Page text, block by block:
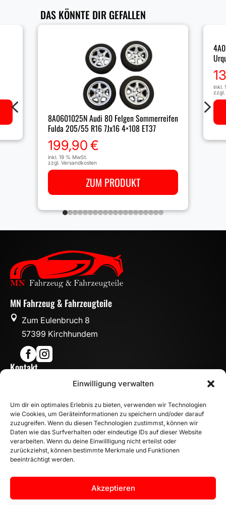
Einwilligung verwalten
Um dir ein optimales Erlebnis zu bieten, verwenden wir Technologien
wie Cookies, um Geräteinformationen zu speichern und/oder darauf
zuzugreifen. Wenn du diesen Technologien zustimmst, können wir
Daten wie das Surfverhalten oder eindeutige IDs auf dieser Website
verarbeiten. Wenn du deine Einwillligung nicht erteilst oder
zurückziehst, können bestimmte Merkmale und Funktionen
beeinträchtigt werden.
Akzeptieren
DAS KÖNNTE DIR GEFALLEN
8A0601025N Audi 80 Felgen Sommerreifen
Fulda 205/55 R16 7Jx16 4×108 ET37
199,90€
inkl. 19 % MwSt.
zzgl. Versandkosten
ZUM PRODUKT
inkl.
zzgl.
4 5
MN Fahrzeug & Fahrzeugteile

Zum Eulenbruch 8
57399 Kirchhundem

Kontakt
info@mn-fahrzeugteile.de
 WhatsApp
Öffnungszeiten
 Mo - Fr: 8:00 – 17:00 Uhr
Sa: 10:00 – 14:00 Uhr
INFORMATION
Zahlungsarten
Versandinformationen
Widerrufsbelehrung